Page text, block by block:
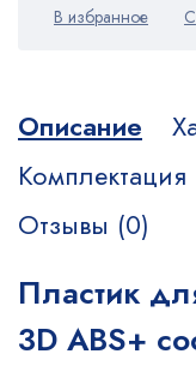
Описание
Комплектация
Отзывы (0)
Пластик
3D ABS+